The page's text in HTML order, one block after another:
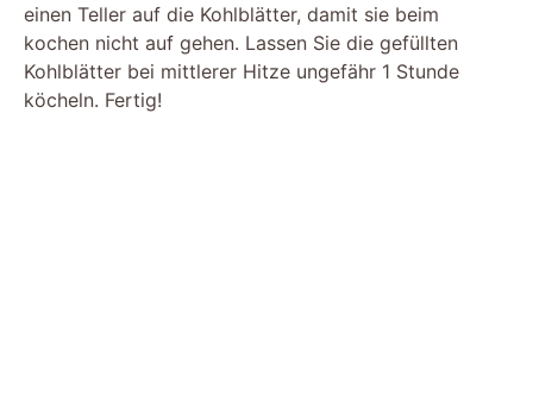
einen Teller auf die Kohlblätter, damit sie beim
kochen nicht auf gehen. Lassen Sie die gefüllten
Kohlblätter bei mittlerer Hitze ungefähr 1 Stunde
köcheln. Fertig!